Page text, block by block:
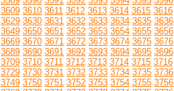
3609 3610 3611 3612 3613 3614 3615 3616
3629 3630 3631 3632 3633 3634 3635 3636
3649 3650 3651 3652 3653 3654 3655 3656
3669 3670 3671 3672 3673 3674 3675 3676
3689 3690 3691 3692 3693 3694 3695 3696
3709 3710 3711 3712 3713 3714 3715 3716
3729 3730 3731 3732 3733 3734 3735 3736
3749 3750 3751 3752 3753 3754 3755 3756